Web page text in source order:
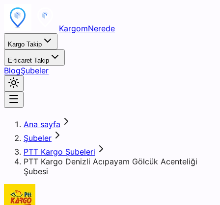
KargomNerede
Kargo Takip
E-ticaret Takip
BlogŞubeler
Ana sayfa
Şubeler
PTT Kargo Şubeleri
PTT Kargo Denizli Acıpayam Gölcük Acenteliği
Şubesi